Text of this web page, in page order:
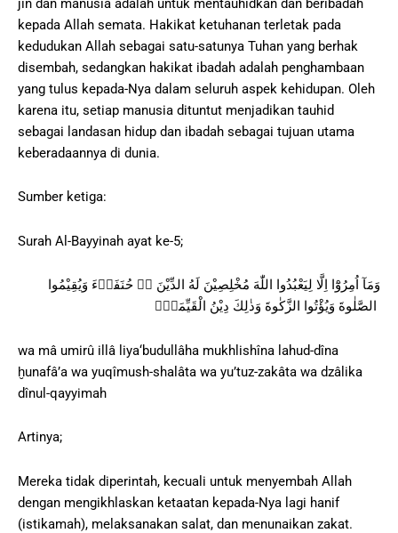
jin dan manusia adalah untuk mentauhidkan dan beribadah
kepada Allah semata. Hakikat ketuhanan terletak pada
kedudukan Allah sebagai satu-satunya Tuhan yang berhak
disembah, sedangkan hakikat ibadah adalah penghambaan
yang tulus kepada-Nya dalam seluruh aspek kehidupan. Oleh
karena itu, setiap manusia dituntut menjadikan tauhid
sebagai landasan hidup dan ibadah sebagai tujuan utama
keberadaannya di dunia.
Sumber ketiga:
Surah Al-Bayyinah ayat ke-5;
وَمَآ اُمِرُوْٓا اِلَّا لِيَعْبُدُوا اللّٰهَ مُخْلِصِيْنَ لَهُ الدِّيْنَ ەۙ حُنَفَاۤءَ وَيُقِيْمُوا
wa mâ umirû illâ liya‘budullâha mukhlishîna lahud-dîna
ḫunafâ’a wa yuqîmush-shalâta wa yu’tuz-zakâta wa dzâlika
dînul-qayyimah
Artinya;
Mereka tidak diperintah, kecuali untuk menyembah Allah
dengan mengikhlaskan ketaatan kepada-Nya lagi hanif
(istikamah), melaksanakan salat, dan menunaikan zakat.